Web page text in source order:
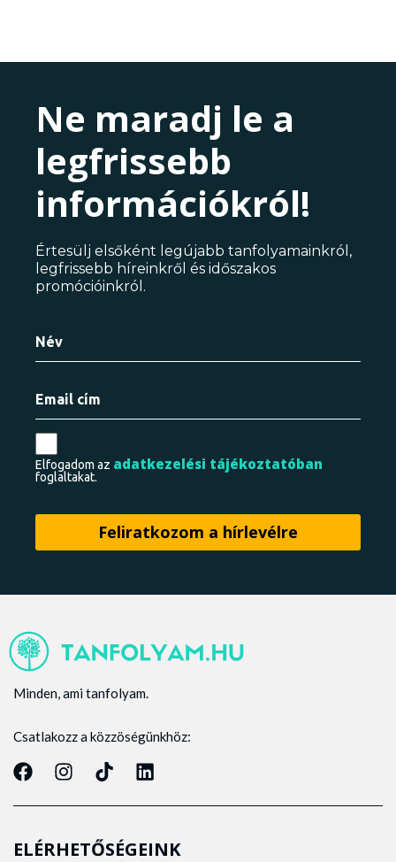
Ne maradj le a
legfrissebb
információkról!
Értesülj elsőként legújabb tanfolyamainkról,
legfrissebb híreinkről és időszakos
promócióinkról.
Elfogadom az adatkezelési tájékoztatóban
foglaltakat.
Minden, ami tanfolyam.
Csatlakozz a közzöségünkhöz:
ELÉRHETŐSÉGEINK